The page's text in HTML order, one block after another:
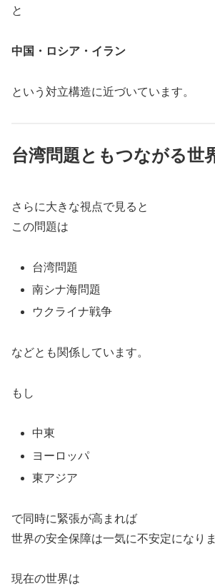
と
中国・ロシア・イラン
という対立構造に近づいています。
台湾問題ともつながる世
さらに大きな視点で見ると
この問題は
台湾問題
南シナ海問題
ウクライナ戦争
などとも関係しています。
もし
中東
ヨーロッパ
東アジア
で同時に緊張が高まれば
世界の安全保障は一気に不安定になりま
現在の世界は